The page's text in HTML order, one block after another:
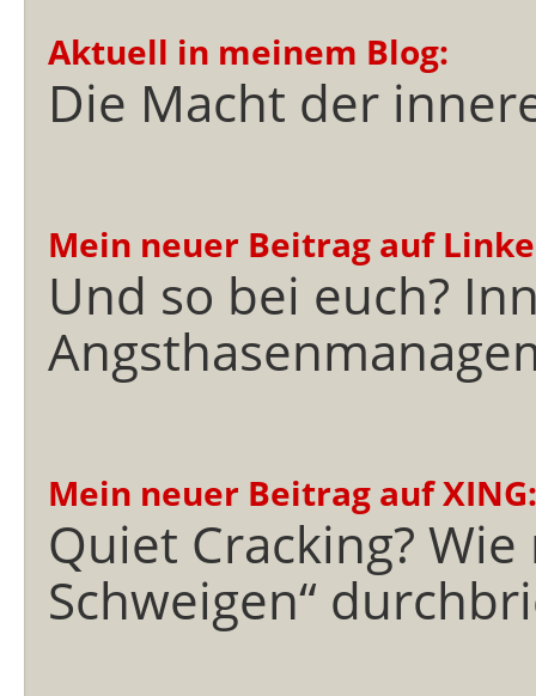
Aktuell in meinem Blog:
Die Macht der
Mein neuer Beitrag auf
Und so bei euch?
Mein neuer Beitrag auf XING:
Quiet Cracking?
Schweigen“